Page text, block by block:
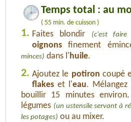
Temps total : au
( 55 min. de cuisson )
1. Faites blondir (c'est faire
oignons finement
minces) dans l' huile.
2. Ajoutez le potiron coupé
flakes et l'eau.
bouillir 15 minutes
légumes (un ustensile servant à
les potages) ou au mixer.